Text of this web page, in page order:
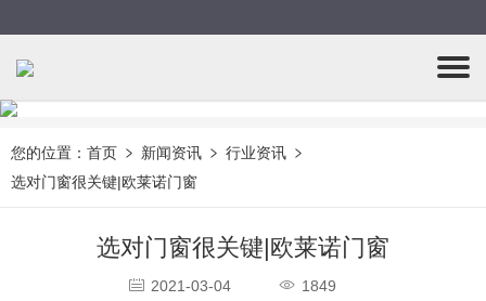
您的位置： 首页 新闻资讯
行业资讯
选对门窗很关键|欧莱诺门窗
选对门窗很关键|欧莱诺门窗
2021-03-04 1849